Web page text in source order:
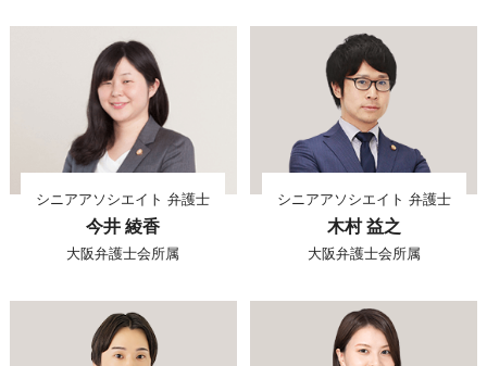
シニアアソシエイト 弁護士
今井 綾香
大阪弁護士会所属
シニアアソシエイト 弁護士
木村 益之
大阪弁護士会所属